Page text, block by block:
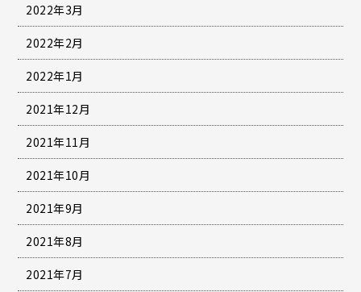
2022年3月
2022年2月
2022年1月
2021年12月
2021年11月
2021年10月
2021年9月
2021年8月
2021年7月